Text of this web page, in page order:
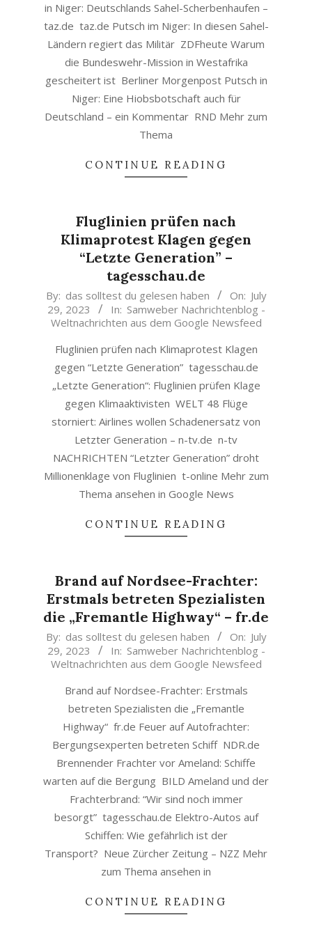
in Niger: Deutschlands Sahel-Scherbenhaufen –
taz.de taz.de Putsch im Niger: In diesen Sahel-
Ländern regiert das Militär ZDFheute Warum
die Bundeswehr-Mission in Westafrika
gescheitert ist Berliner Morgenpost Putsch in
Niger: Eine Hiobsbotschaft auch für
Deutschland – ein Kommentar RND Mehr zum
Thema
CONTINUE READING
Fluglinien prüfen nach
Klimaprotest Klagen gegen
“Letzte Generation” –
tagesschau.de
2023-
07-
29
By: das solltest du gelesen haben On: July
29, 2023
In: Samweber Nachrichtenblog -
Weltnachrichten aus dem Google Newsfeed
Fluglinien prüfen nach Klimaprotest Klagen
gegen “Letzte Generation” tagesschau.de
„Letzte Generation“: Fluglinien prüfen Klage
gegen Klimaaktivisten WELT 48 Flüge
storniert: Airlines wollen Schadenersatz von
Letzter Generation – n-tv.de n-tv
NACHRICHTEN “Letzter Generation” droht
Millionenklage von Fluglinien t-online Mehr zum
Thema ansehen in Google News
CONTINUE READING
Brand auf Nordsee-Frachter:
Erstmals betreten Spezialisten
die „Fremantle Highway“ – fr.de
2023-
07-
29
By: das solltest du gelesen haben On: July
29, 2023
In: Samweber Nachrichtenblog -
Weltnachrichten aus dem Google Newsfeed
Brand auf Nordsee-Frachter: Erstmals
betreten Spezialisten die „Fremantle
Highway“ fr.de Feuer auf Autofrachter:
Bergungsexperten betreten Schiff NDR.de
Brennender Frachter vor Ameland: Schiffe
warten auf die Bergung BILD Ameland und der
Frachterbrand: “Wir sind noch immer
besorgt” tagesschau.de Elektro-Autos auf
Schiffen: Wie gefährlich ist der
Transport? Neue Zürcher Zeitung – NZZ Mehr
zum Thema ansehen in
CONTINUE READING